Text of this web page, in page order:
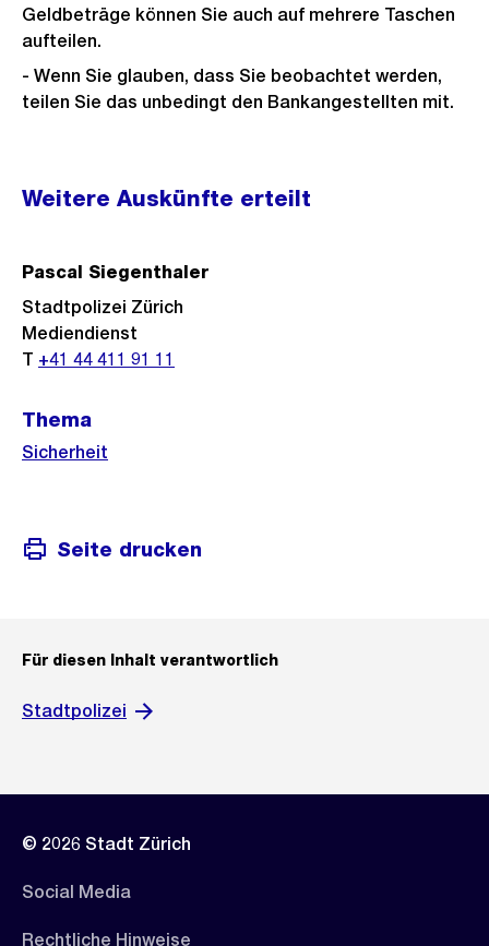
Geldbeträge können Sie auch auf mehrere Taschen
aufteilen.
- Wenn Sie glauben, dass Sie beobachtet werden,
teilen Sie das unbedingt den Bankangestellten mit.
Weitere
Informationen
Weitere Auskünfte erteilt
Pascal Siegenthaler
Stadtpolizei Zürich
Mediendienst
T +41 44 411 91 11
Thema
Sicherheit
Seite drucken
Für diesen Inhalt verantwortlich
Stadtpolizei
© 2026 Stadt Zürich
Social Media
Rechtliche Hinweise